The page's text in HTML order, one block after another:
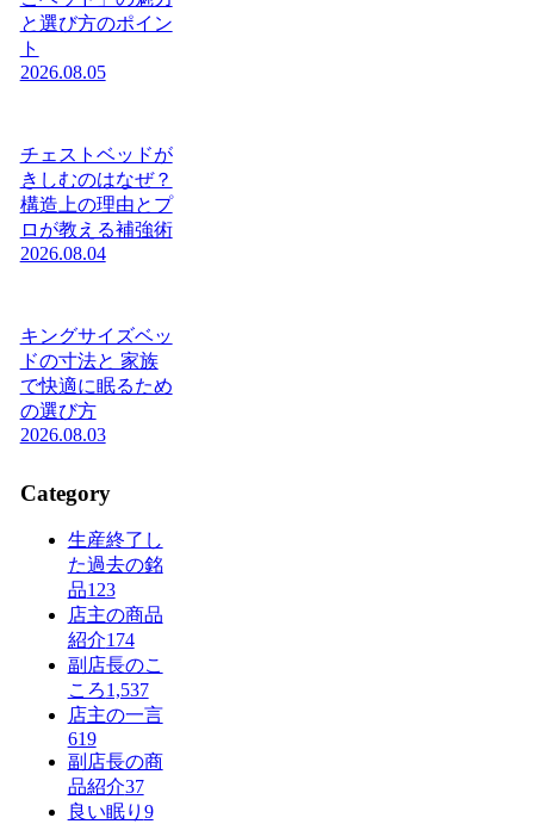
と選び方のポイン
ト
2026.08.05
チェストベッドが
きしむのはなぜ？
構造上の理由とプ
ロが教える補強術
2026.08.04
キングサイズベッ
ドの寸法と 家族
で快適に眠るため
の選び方
2026.08.03
Category
生産終了し
た過去の銘
品123
店主の商品
紹介174
副店長のこ
ころ1,537
店主の一言
619
副店長の商
品紹介37
良い眠り 9